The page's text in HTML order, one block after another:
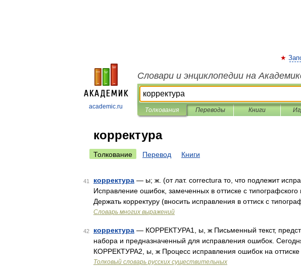
academic.ru
Словари и энциклопедии на
Толкования Переводы Книги
корректура
Толкование Перевод Книги
41 корректура — ы; ж. (от лат. correctura то, что подлежит
Исправление ошибок, замеченных в оттиске с типографского
Держать корректуру (вносить исправления в оттиск с
Словарь многих выражений
42 корректура — КОРРЕКТУРА1, ы, ж Письменный текст,
набора и предназначенный для исправления ошибок.
КОРРЕКТУРА2, ы, ж Процесс исправления ошибок на оттиске
Толковый словарь русских существительных